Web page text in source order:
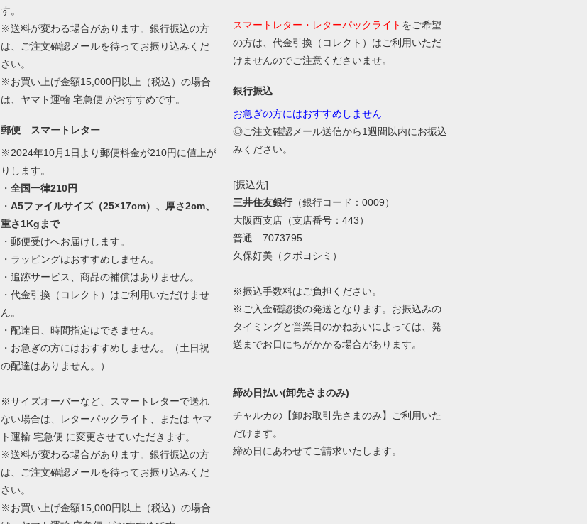
す。
※送料が変わる場合があります。銀行振込の方
は、ご注文確認メールを待ってお振り込みくだ
さい。
※お買い上げ金額15,000円以上（税込）の場合
は、ヤマト運輸 宅急便 がおすすめです。
郵便 スマートレター
※2024年10月1日より郵便料金が210円に値上が
りします。
・全国一律210円
・A5ファイルサイズ（25×17cm）、厚さ2cm、
重さ1Kgまで
・郵便受けへお届けします。
・ラッピングはおすすめしません。
・追跡サービス、商品の補償はありません。
・代金引換（コレクト）はご利用いただけませ
ん。
・配達日、時間指定はできません。
・お急ぎの方にはおすすめしません。（土日祝
の配達はありません。）
※サイズオーバーなど、スマートレターで送れ
ない場合は、レターパックライト、または ヤマ
ト運輸 宅急便 に変更させていただきます。
※送料が変わる場合があります。銀行振込の方
は、ご注文確認メールを待ってお振り込みくだ
さい。
※お買い上げ金額15,000円以上（税込）の場合
スマートレター・レターパックライト をご希望
の方は、代金引換（コレクト）はご利用いただ
けませんのでご注意くださいませ。
銀行振込
お急ぎの方にはおすすめしません
◎ご注文確認メール送信から1週間以内にお振込
みください。
[振込先]
三井住友銀行（銀行コード：0009）
大阪西支店（支店番号：443）
普通 7073795
久保好美（クボヨシミ）
※振込手数料はご負担ください。
※ご入金確認後の発送となります。お振込みの
タイミングと営業日のかねあいによっては、発
送までお日にちがかかる場合があります。
締め日払い(卸先さまのみ)
チャルカの【卸お取引先さまのみ】ご利用いた
だけます。
締め日にあわせてご請求いたします。